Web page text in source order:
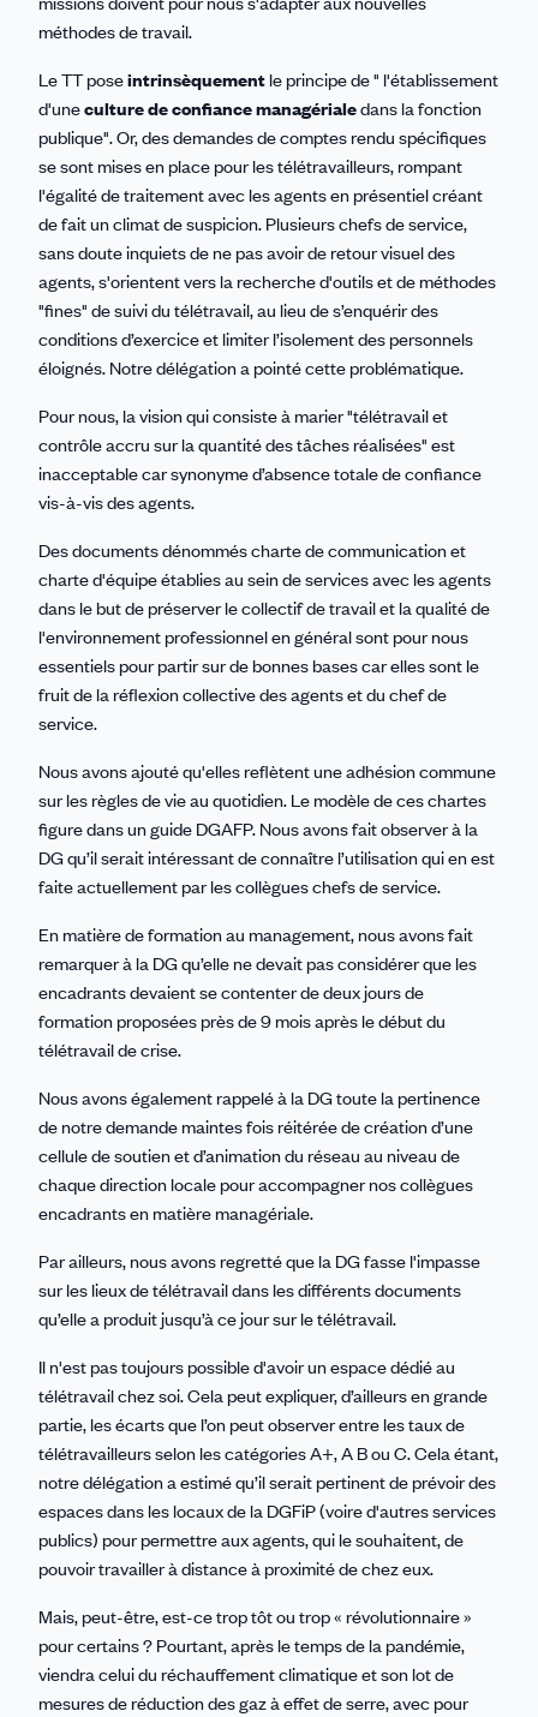
méthodes de travail.
Le TT poseintrinsèquement le principe de " l'établissement
d'uneculture de confiance managérialedans la fonction
publique". Or, des demandes de comptes rendu spécifiques
se sont mises en place pour les télétravailleurs, rompant
l'égalité de traitement avec les agents en présentiel créant
de fait un climat de suspicion. Plusieurs chefs de service,
sans doute inquiets de ne pas avoir de retour visuel des
agents, s'orientent vers la recherche d'outils et de méthodes
"fines" de suivi du télétravail, au lieu de s’enquérir des
conditions d’exercice et limiter l’isolement des personnels
éloignés. Notre délégation a pointé cette problématique.
Pour nous, la vision qui consiste à marier "télétravail et
contrôle accru sur la quantité des tâches réalisées" est
inacceptable car synonyme d’absence totale de confiance
vis-à-vis des agents.
Des documents dénommés charte de communication et
charte d'équipe établies au sein de services avec les agents
dans le but de préserver le collectif de travail et la qualité de
l'environnement professionnel en général sont pour nous
essentiels pour partir sur de bonnes bases car elles sont le
fruit de la réflexion collective des agents et du chef de
service.
Nous avons ajouté qu'elles reflètent une adhésion commune
sur les règles de vie au quotidien. Le modèle de ces chartes
figure dans un guide DGAFP. Nous avons fait observer à la
DG qu’il serait intéressant de connaître l’utilisation qui en est
faite actuellement par les collègues chefs de service.
En matière de formation au management, nous avons fait
remarquer à la DG qu’elle ne devait pas considérer que les
encadrants devaient se contenter de deux jours de
formation proposées près de 9 mois après le début du
télétravail de crise.
Nous avons également rappelé à la DG toute la pertinence
de notre demande maintes fois réitérée de création d’une
cellule de soutien et d’animation du réseau au niveau de
chaque direction locale pour accompagner nos collègues
encadrants en matière managériale.
Par ailleurs, nous avons regretté que la DG fasse l'impasse
sur les lieux de télétravail dans les différents documents
qu’elle a produit jusqu’à ce jour sur le télétravail.
Il n'est pas toujours possible d'avoir un espace dédié au
télétravail chez soi. Cela peut expliquer, d’ailleurs en grande
partie, les écarts que l’on peut observer entre les taux de
télétravailleurs selon les catégories A+, A B ou C. Cela étant,
notre délégation a estimé qu’il serait pertinent de prévoir des
espaces dans les locaux de la DGFiP (voire d'autres services
publics) pour permettre aux agents, qui le souhaitent, de
pouvoir travailler à distance à proximité de chez eux.
Mais, peut-être, est-ce trop tôt ou trop « révolutionnaire »
pour certains ? Pourtant, après le temps de la pandémie,
viendra celui du réchauffement climatique et son lot de
mesures de réduction des gaz à effet de serre, avec pour